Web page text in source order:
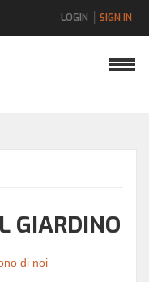
LOGIN SIGN IN
GIARDINO
di noi